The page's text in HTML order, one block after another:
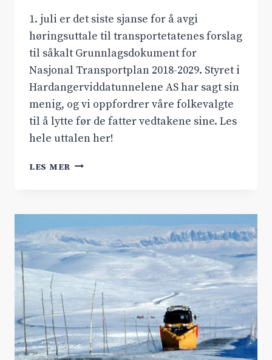
1. juli er det siste sjanse for å avgi
høringsuttale til transportetatenes forslag
til såkalt Grunnlagsdokument for
Nasjonal Transportplan 2018-2029. Styret i
Hardangerviddatunnelene AS har sagt sin
menig, og vi oppfordrer våre folkevalgte
til å lytte før de fatter vedtakene sine. Les
hele uttalen her!
LES MER RV.7